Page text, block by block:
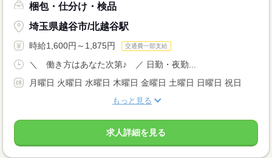
梱包・仕分け・検品
埼玉県越谷市/北越谷駅
時給1,600円～1,875円 交通費一部支給
＼ 働き方はあなた次第♪ ／ 日勤・夜勤...
月曜日 火曜日 水曜日 木曜日 金曜日 土曜日 日曜日 祝日
もっと見る
求人詳細を見る